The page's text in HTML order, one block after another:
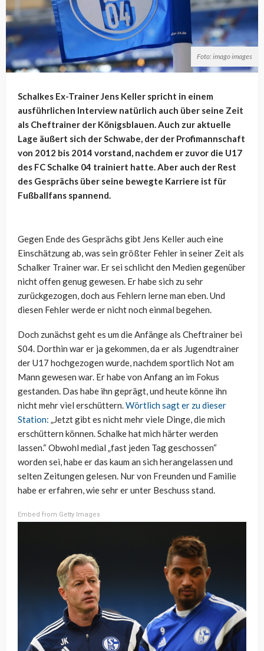
Foto: imago images
Schalkes Ex-Trainer Jens Keller spricht in einem
ausführlichen Interview natürlich auch über seine Zeit
als Cheftrainer der Königsblauen. Auch zur aktuelle
Lage äußert sich der Schwabe, der der Profimannschaft
von 2012 bis 2014 vorstand, nachdem er zuvor die U17
des FC Schalke 04 trainiert hatte. Aber auch der Rest
des Gesprächs über seine bewegte Karriere ist für
Fußballfans spannend.
Gegen Ende des Gesprächs gibt Jens Keller auch eine
Einschätzung ab, was sein größter Fehler in seiner Zeit als
Schalker Trainer war. Er sei schlicht den Medien gegenüber
nicht offen genug gewesen. Er habe sich zu sehr
zurückgezogen, doch aus Fehlern lerne man eben. Und
diesen Fehler werde er nicht noch einmal begehen.
Doch zunächst geht es um die Anfänge als Cheftrainer bei
S04. Dorthin war er ja gekommen, da er als Jugendtrainer
der U17 hochgezogen wurde, nachdem sportlich Not am
Mann gewesen war. Er habe von Anfang an im Fokus
gestanden. Das habe ihn geprägt, und heute könne ihn
nicht mehr viel erschüttern.Wörtlich sagt er zu dieser
Station: „Jetzt gibt es nicht mehr viele Dinge, die mich
erschüttern können. Schalke hat mich härter werden
lassen.“ Obwohl medial „fast jeden Tag geschossen“
worden sei, habe er das kaum an sich herangelassen und
selten Zeitungen gelesen. Nur von Freunden und Familie
habe er erfahren, wie sehr er unter Beschuss stand.
Embed from Getty Images